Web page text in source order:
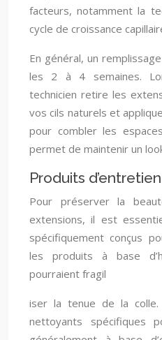
facteurs, notamment la
cycle de croissance
En général, un
les 2 à 4 semaines.
technicien retire les
vos cils naturels et
pour combler les
permet de maintenir un
Produits
Pour préserver la
extensions, il est
spécifiquement conçus
les produits à base
pourraient fragil
iser la tenue de la
nettoyants spécifiques